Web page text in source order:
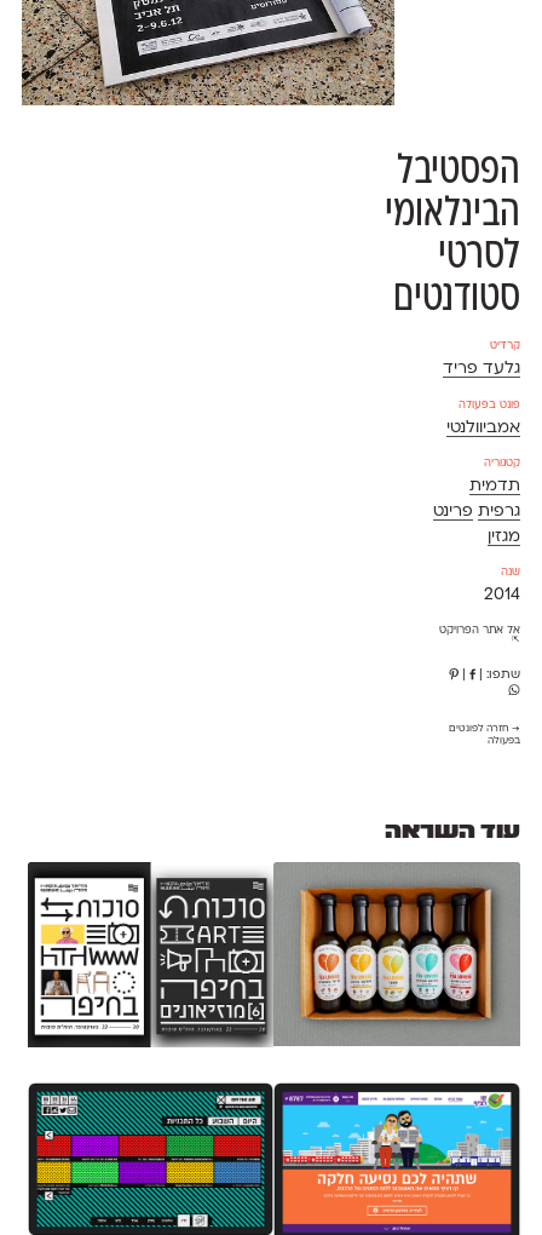
הפסטיבל
הבינלאומי
לסרטי
סטודנטים
קרדיט
גלעד פריד
פונט בפעולה
אמביוולנטי
קטגוריה
תדמית
גרפית פרינט
מגזין
שנה
2014
אל אתר הפרויקט
⇱
שתפו: |
→ חזרה לפונטים
בפעולה
עוד השראה